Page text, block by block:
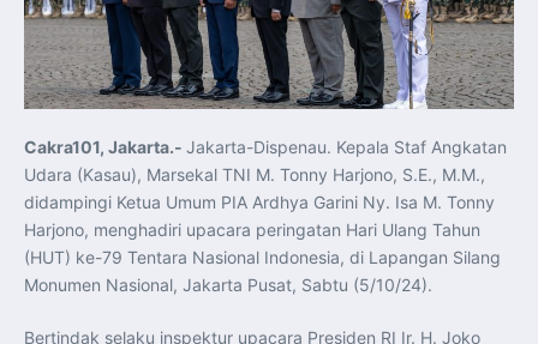
Koordinasi Jaga Stabilitas Keuangan dan Kepercayaan
Pasar
Presiden Prabowo Perkuat Sinergi Perguruan Tinggi dan
PT PAL untuk Majukan Industri Perkapalan Nasional
KASAL dan Panglima Armada Pasifik Rusia Resmi Buka
Latma ORRUDA 2026
T-50i Golden Eagle TNI AU Meriahkan Pitch Black Mindil
Indonesia dan Turki Sepakati Joint Action Plan 2026–
2027, Perkuat Pasar Kerja Inklusif hingga Transformasi
Balai Vokasi
TNI AU Tingkatkan Kemampuan Personel melalui
Pelatihan Signal Radio untuk Misi Pertahanan Udara dan
Radar
Menkeu Purbaya Instruksikan Penyelarasan Aturan KEK
untuk Perkuat Daya Saing Industri Dalam Negeri
Mentan Amran Pacu Produksi Gula Nasional, Target
Menlu Sugiono Tekankan Inovasi sebagai Kunci
Cakra101, Jakarta.- Jakarta-Dispenau. Kepala Staf Angkatan
Udara (Kasau), Marsekal TNI M. Tonny Harjono, S.E., M.M.,
didampingi Ketua Umum PIA Ardhya Garini Ny. Isa M. Tonny
Harjono, menghadiri upacara peringatan Hari Ulang Tahun
(HUT) ke-79 Tentara Nasional Indonesia, di Lapangan Silang
Monumen Nasional, Jakarta Pusat, Sabtu (5/10/24).
Bertindak selaku inspektur upacara Presiden RI Ir. H. Joko